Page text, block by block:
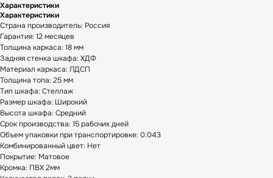
Характеристики
Характеристики
Страна производитель: Россия
Гарантия: 12 месяцев
Толщина каркаса: 18 мм
Задняя стенка шкафа: ХДФ
Материал каркаса: ЛДСП
Толщина топа: 25 мм
Тип шкафа: Стеллаж
Размер шкафа: Широкий
Высота шкафа: Средний
Срок производства: 15 рабочих дней
Объем упаковки при транспортировке: 0.043
Комбинированный цвет: Нет
Покрытие: Матовое
Кромка: ПВХ 2мм